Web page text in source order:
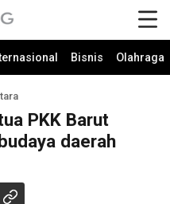
Bisnis Olahraga
PKK Barut
daerah